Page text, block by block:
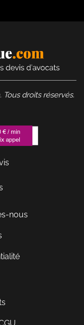
droits réservés.
nous